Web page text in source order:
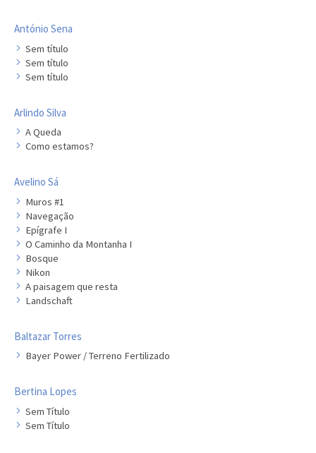
António Sena
Sem título
Sem título
Sem título
Arlindo Silva
A Queda
Como estamos?
Avelino Sá
Muros #1
Navegação
Epígrafe I
O Caminho da Montanha I
Bosque
Nikon
A paisagem que resta
Landschaft
Baltazar Torres
Bayer Power / Terreno Fertilizado
Bertina Lopes
Sem Título
Sem Título